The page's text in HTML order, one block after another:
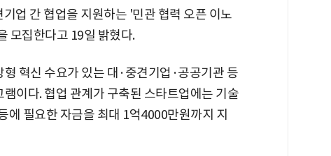
업 간 협업을 지원하는 '민관 협력 오픈 이노
모집한다고 19일 밝혔다.
혁신 수요가 있는 대·중견기업·공공기관 등
이다. 협업 관계가 구축된 스타트업에는 기술
에 필요한 자금을 최대 1억4000만원까지 지